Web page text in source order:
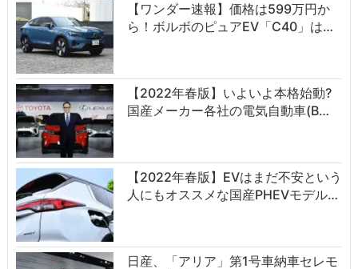
【ワンダー速報】価格は599万円か
ら！ボルボのピュアEV「C40」は…
【2022年春版】いよいよ本格始動?
国産メーカー各社の電気自動車(B…
【2022年春版】EVはまだ不安という
人にもオススメな国産PHEVモデル…
日産、「アリア」第1号車納車セレモ